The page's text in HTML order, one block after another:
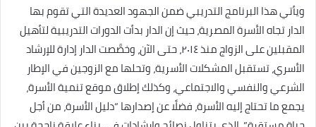
ويأتي هذا البرنامج التدريبي ضمن الجهود العديدة التي تقوم بها
الدار تجاه الأسرة المصرية، حيث إن الدار بدأت الدورات التدريبية لتأهيل
المقبلين على الزواج منذ ٢٠١٤، حتى الآن، وخصَّصت الدار إدارة للإرشاد
الأسري، تستقبل المشكلات الأسرية، وتحلها مع الزوجين في الإطار
الشرعي والنفسي والاجتماعي، وكذلك إطلاق موقع تنمية الأسرة،
يجمع ما تحتاج إليه الأسرة، فضلًا عن إصدارها “دليل الأسرة، من أجل